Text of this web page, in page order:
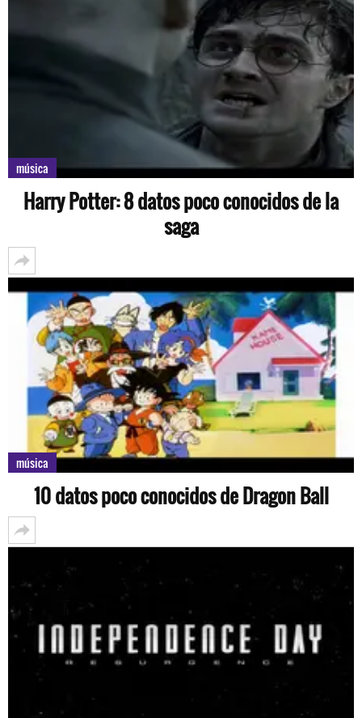
música
Harry Potter: 8 datos poco conocidos de la
saga
música
10 datos poco conocidos de Dragon Ball